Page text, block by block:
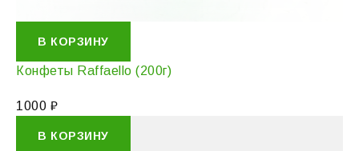
В КОРЗИНУ
Конфеты Raffaello (200г)
1000 ₽
В КОРЗИНУ